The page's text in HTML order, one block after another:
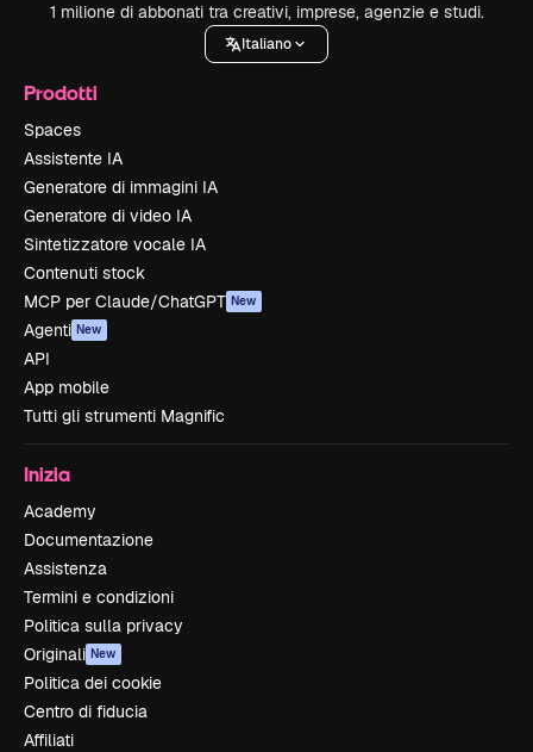
1 milione di abbonati tra creativi, imprese, agenzie e studi.
Italiano
Prodotti
Spaces
Assistente IA
Generatore di immagini IA
Generatore di video IA
Sintetizzatore vocale IA
Contenuti stock
MCP per Claude/ChatGPT New
Agenti New
API
App mobile
Tutti gli strumenti Magnific
Inizia
Academy
Documentazione
Assistenza
Termini e condizioni
Politica sulla privacy
Originali New
Politica dei cookie
Centro di fiducia
Affiliati